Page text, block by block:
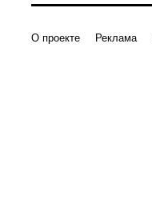
О проекте Реклама